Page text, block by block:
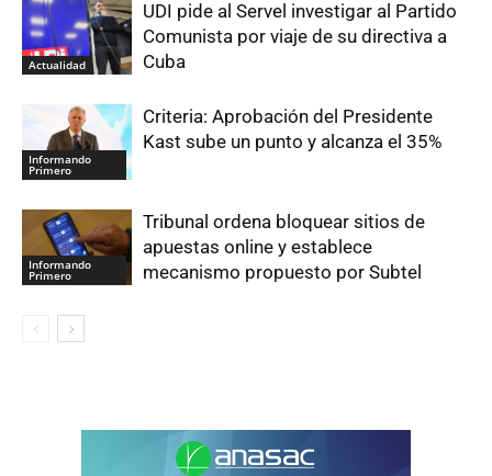
Actualidad
UDI pide al Servel investigar al Partido
Comunista por viaje de su directiva a
Cuba
Informando
Primero
Criteria: Aprobación del Presidente
Kast sube un punto y alcanza el 35%
Informando
Primero
Tribunal ordena bloquear sitios de
apuestas online y establece
mecanismo propuesto por Subtel